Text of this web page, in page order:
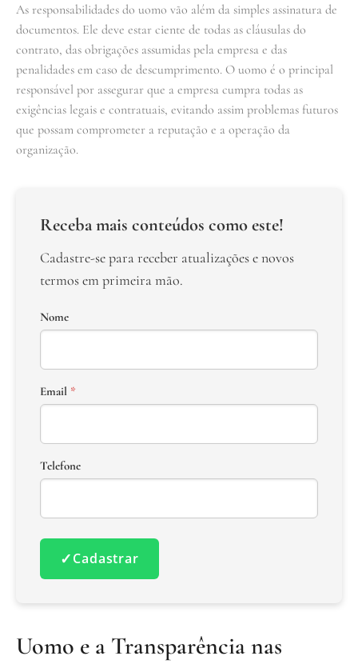
As responsabilidades do uomo vão além da simples assinatura de
documentos. Ele deve estar ciente de todas as cláusulas do
contrato, das obrigações assumidas pela empresa e das
penalidades em caso de descumprimento. O uomo é o principal
responsável por assegurar que a empresa cumpra todas as
exigências legais e contratuais, evitando assim problemas futuros
que possam comprometer a reputação e a operação da
organização.
Receba mais conteúdos como este!
Cadastre-se para receber atualizações e novos
termos em primeira mão.
Nome
Email *
Telefone
✓Cadastrar
Uomo e a Transparência nas